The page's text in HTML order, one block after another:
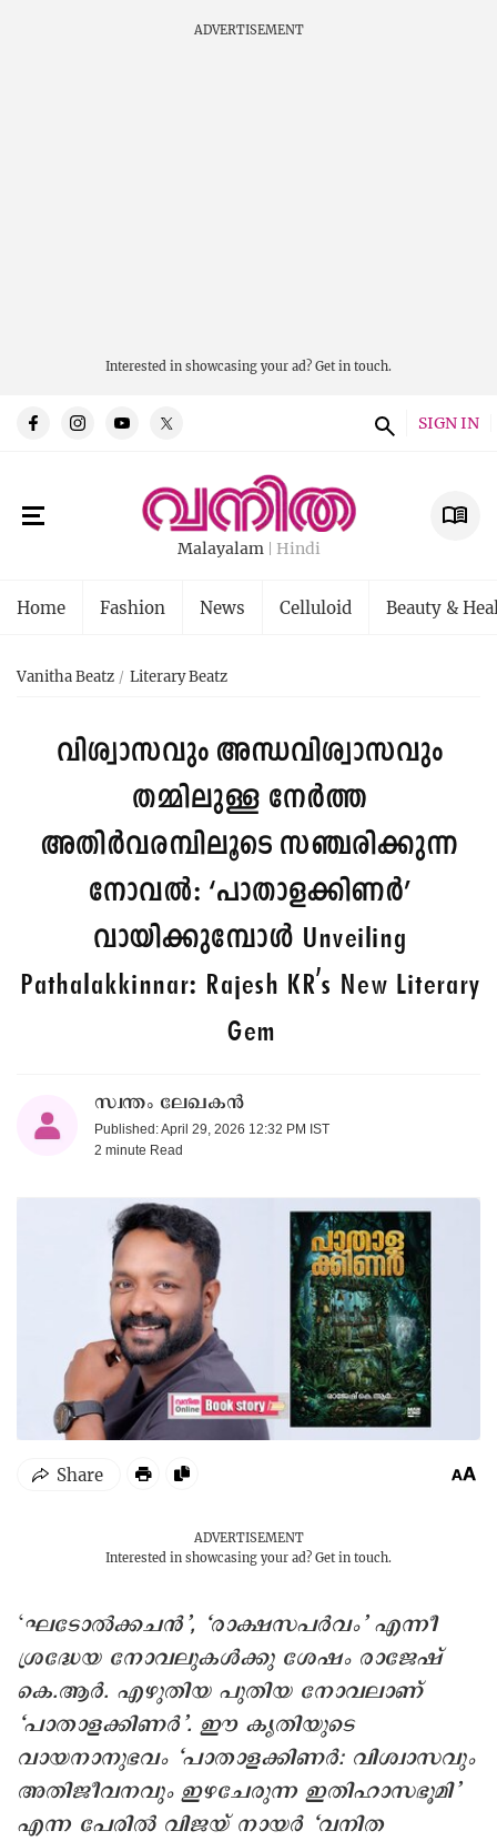
ADVERTISEMENT
Interested in showcasing your ad? Get in touch.
SIGN IN
Malayalam Hindi
Home Fashion News Celluloid Beauty &
Vanitha Beatz Literary Beatz
വിശ്വാസവും അന്ധവിശ്വാസവും
തമ്മിലുള്ള നേർത്ത
അതിർവരമ്പിലൂടെ‌ സഞ്ചരിക്കുന്ന
നോവൽ: ‘പാതാളക്കിണർ’
വായിക്കുമ്പോൾ Unveiling
Pathalakkinnar: Rajesh KR's New Literary
Gem
സ്വന്തം ലേഖകൻ
Published: April 29, 2026 12:32 PM IST
2 minute Read
ADVERTISEMENT
Interested in showcasing your ad? Get in touch.
‘ഘടോൽക്കചൻ’, ‘രാക്ഷസപർവം’ എന്നീ
ശ്രദ്ധേയ നോവലുകൾക്കു ശേഷം രാജേഷ്
കെ.ആർ. എഴുതിയ പുതിയ നോവലാണ്
‘പാതാളക്കിണർ’. ഈ കൃതിയുടെ
വായനാനുഭവം ‘പാതാളക്കിണർ: വിശ്വാസവും
അതിജീവനവും ഇഴചേരുന്ന ഇതിഹാസഭൂമി’
എന്ന പേരിൽ വിജയ് നായർ ‘വനിത